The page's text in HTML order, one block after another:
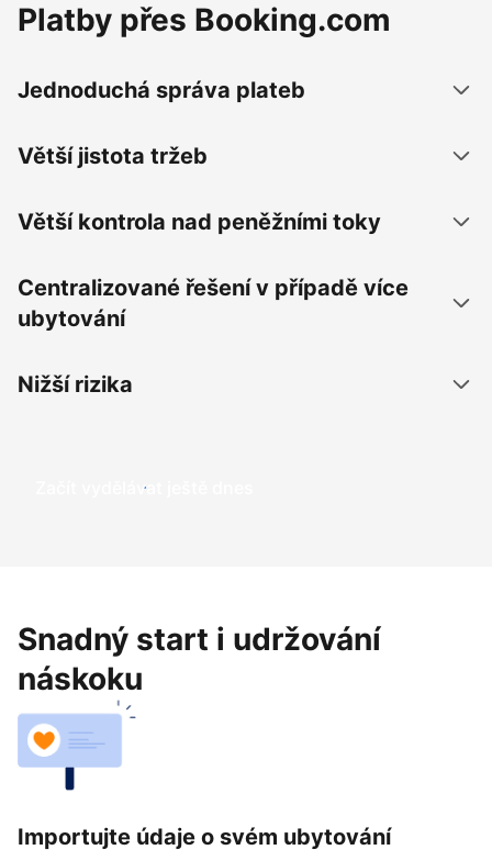
Platby přes Booking.com
Jednoduchá správa plateb
Větší jistota tržeb
Větší kontrola nad peněžními toky
Centralizované řešení v případě více
ubytování
Nižší rizika
Začít vydělávat ještě dnes
Snadný start i udržování
náskoku
Importujte údaje o svém ubytování